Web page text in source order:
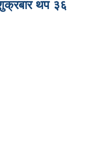
थप ३६